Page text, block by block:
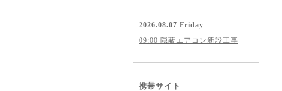
2026.08.07 Friday
09:00 隠蔽エアコン新設工事
携帯サイト